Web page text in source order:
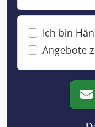
Ich bin
Angebote